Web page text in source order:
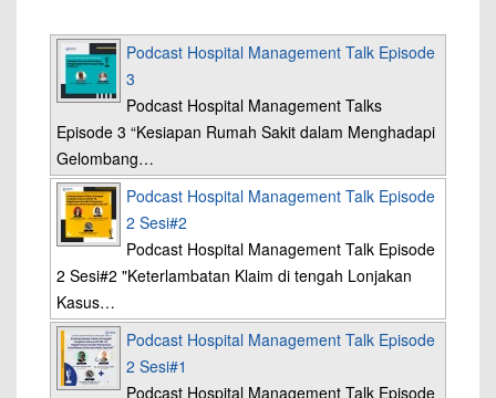
Podcast Hospital Management Talk Episode
3
Podcast Hospital Management Talks
Episode 3 “Kesiapan Rumah Sakit dalam Menghadapi
Gelombang…
Podcast Hospital Management Talk Episode
2 Sesi#2
Podcast Hospital Management Talk Episode
2 Sesi#2 "Keterlambatan Klaim di tengah Lonjakan
Kasus…
Podcast Hospital Management Talk Episode
2 Sesi#1
Podcast Hospital Management Talk Episode